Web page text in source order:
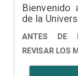
Bienvenido
de la
ANTES DE
REVISAR LOS